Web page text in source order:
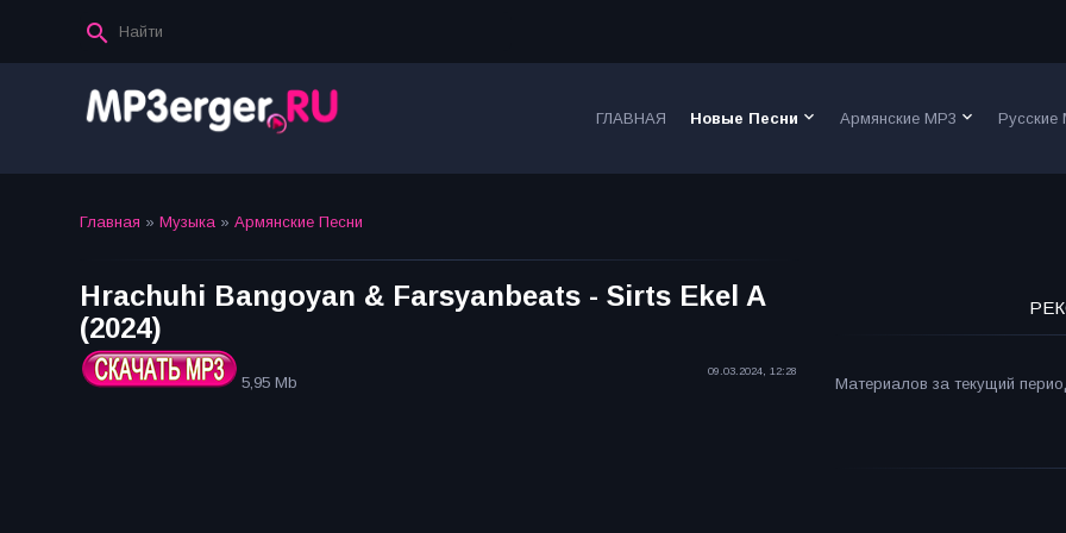
ГЛАВНАЯ Новые Песни keyboard_arrow_down Армянские MP3 keyboard_arrow_down Русские
Главная » Музыка » Армянские Песни
Hrachuhi Bangoyan & Farsyanbeats - Sirts Ekel A
(2024)
5,95 Mb
09.03.2024, 12:28
Материалов за текущий